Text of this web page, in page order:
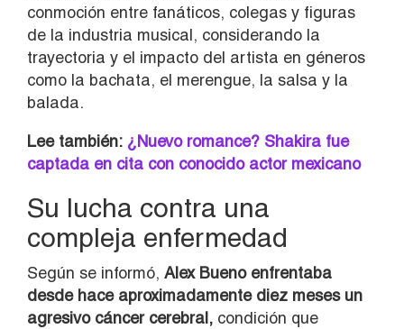
conmoción entre fanáticos, colegas y figuras
de la industria musical, considerando la
trayectoria y el impacto del artista en géneros
como la bachata, el merengue, la salsa y la
balada.
Lee también:¿Nuevo romance? Shakira fue
captada en cita con conocido actor mexicano
Su lucha contra una
compleja enfermedad
Según se informó, Alex Bueno enfrentaba
desde hace aproximadamente diez meses un
agresivo cáncer cerebral, condición que